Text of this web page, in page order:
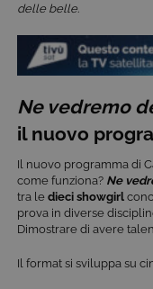
delle belle
Ne vedremo
il nuovo
Il nuovo programma di
come funziona? Ne
tra le dieci showgirl
prova in diverse
Dimostrare di avere
Il format si sviluppa su